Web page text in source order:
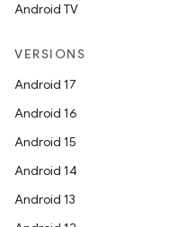
Android TV
VERSIONS
Android 17
Android 16
Android 15
Android 14
Android 13